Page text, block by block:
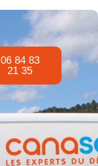
06 84 83
21 35